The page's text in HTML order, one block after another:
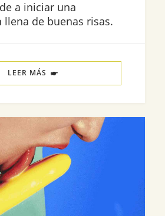
a iniciar una
llena de buenas risas.
LEER MÁS